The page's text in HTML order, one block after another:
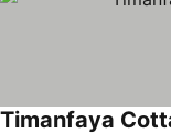
Timanfaya